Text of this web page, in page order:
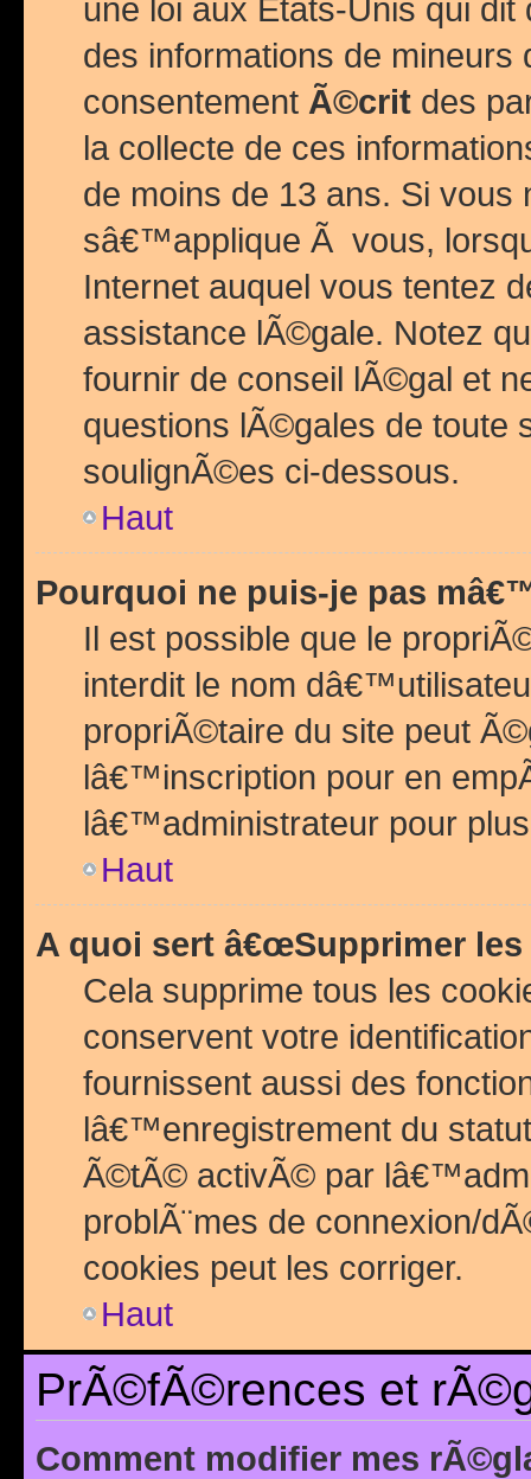
une loi aux Etats-Unis qui
des informations de mineurs
consentement Ã©crit des
la collecte de ces
de moins de 13 ans. Si
sâ€™applique Ã vous,
Internet auquel vous tentez
assistance lÃ©gale. Notez
fournir de conseil lÃ©gal et
questions lÃ©gales de
soulignÃ©es ci-dessous.
Haut
Pourquoi ne puis-je pas
Il est possible que le
interdit le nom
propriÃ©taire du site peut
lâ€™inscription pour en
lâ€™administrateur pour
Haut
A quoi sert â€œSupprimer les
Cela supprime tous les
conservent votre
fournissent aussi des
lâ€™enregistrement du
Ã©tÃ© activÃ© par
problÃ¨mes de connexion/
cookies peut les corriger.
Haut
PrÃ©fÃ©rences et
Comment modifier mes